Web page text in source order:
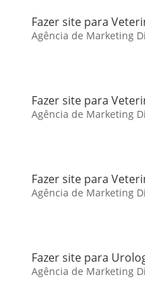
Fazer site para
Agência de Marketing
Fazer site para
Agência de Marketing
Fazer site para
Agência de Marketing
Fazer site para
Agência de Marketing